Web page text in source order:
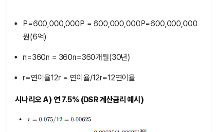
P=600,000,000P = 600,000,000P=600,000,000
원(6억)
n=360n = 360n=360개월(30년)
r=연이율12r = 연이율/12r=12연이율
시나리오 A) 연 7.5% (DSR 계산금리 예시)